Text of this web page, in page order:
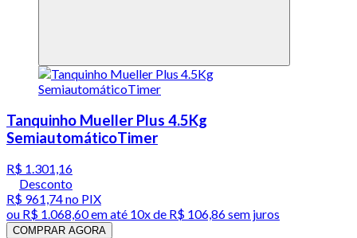
Tanquinho Mueller Plus 4.5Kg
SemiautomáticoTimer
R$ 1.301,16
Desconto
R$ 961,74no PIX
ou R$ 1.068,60em até 10x de R$ 106,86 sem juros
COMPRAR AGORA